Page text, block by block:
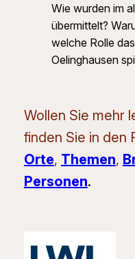
Wie wurden im
übermittelt?
welche Rolle
Oelinghausen
Wollen Sie mehr
finden Sie in den
Orte, Themen,
Personen.